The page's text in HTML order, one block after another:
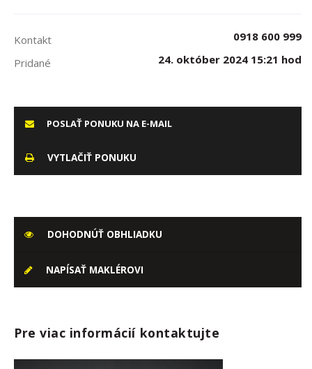
Kontakt
0918 600 999
Pridané
24. október 2024 15:21 hod
POSLAŤ PONUKU NA E-MAIL
VYTLAČIŤ PONUKU
DOHODNÚŤ OBHLIADKU
NAPÍSAŤ MAKLÉROVI
Pre viac informácií kontaktujte